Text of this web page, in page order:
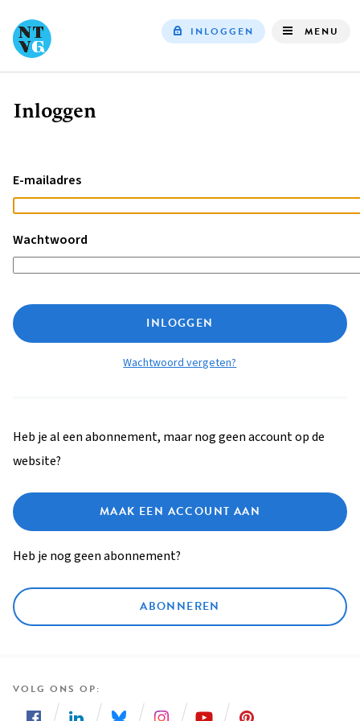
INLOGGEN MENU
Kruimelpad
Inloggen
E-mailadres
Wachtwoord
INLOGGEN
Wachtwoord vergeten?
Heb je al een abonnement, maar nog geen account op de
website?
MAAK EEN ACCOUNT AAN
Heb je nog geen abonnement?
ABONNEREN
VOLG ONS OP